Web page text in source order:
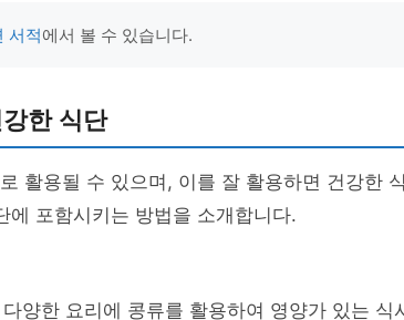
서적에서 볼 수 있습니다.
한 식단
활용될 수 있으며, 이를 잘 활용하면 건강한
에 포함시키는 방법을 소개합니다.
양한 요리에 콩류를 활용하여 영양가 있는 식